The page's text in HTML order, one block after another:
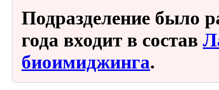
Подразделение было
года входит в состав
биоимиджинга.